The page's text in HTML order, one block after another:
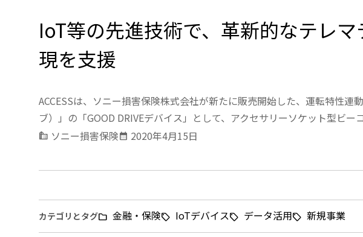
IoT等の先進技術で、革新的なテレ
現を支援
ACCESSは、ソニー損害保険株式会社が新たに販売開始した、運転特性連
ブ）」の「GOOD DRIVEデバイス」として、アクセサリーソケット型ビー
source_environment ソニー損害保険calendar_month 2020年4月15日
カテゴリとタグ 金融・保険 IoTデバイス データ活用 新規事業